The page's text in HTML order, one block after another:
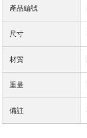
產品編號
尺寸
材質
重量
備註